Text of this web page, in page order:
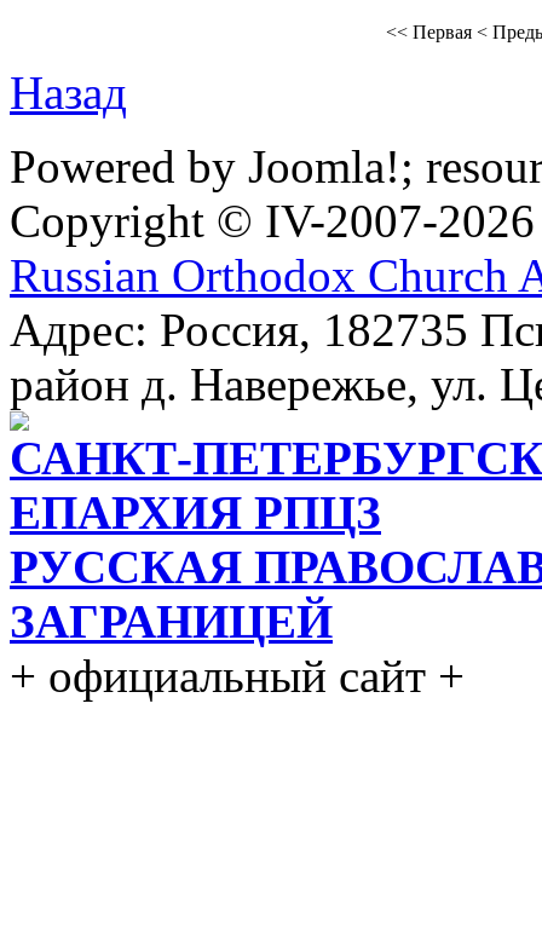
<< Первая <
Назад
Powered by Joomla!;
Copyright © IV-2007-2026
Russian Orthodox Church
Адрес: Россия, 182735
район д. Навережье, ул.
САНКТ-
ЕПАРХИЯ РПЦЗ
РУССКАЯ
ЗАГРАНИЦЕЙ
+ официальный сайт +